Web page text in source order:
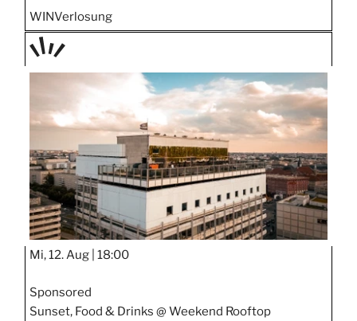
WINVerlosung
TAGE
Mi, 12. Aug | 18:00
Sponsored
Sunset, Food & Drinks @ Weekend Rooftop